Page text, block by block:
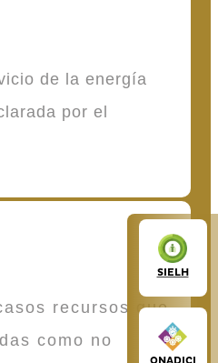
SIELH
ONADICI
de la energía
por el
recursos que
como no